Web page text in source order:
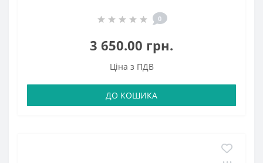
0
3 650.00 грн.
Ціна з ПДВ
ДО КОШИКА